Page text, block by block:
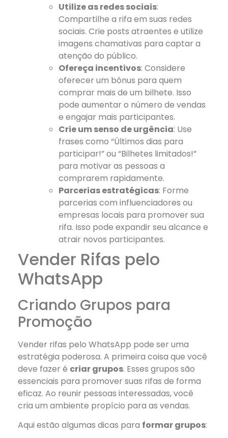
Utilize as redes sociais:
Compartilhe a rifa em suas redes
sociais. Crie posts atraentes e utilize
imagens chamativas para captar a
atenção do público.
Ofereça incentivos: Considere
oferecer um bônus para quem
comprar mais de um bilhete. Isso
pode aumentar o número de vendas
e engajar mais participantes.
Crie um senso de urgência: Use
frases como “Últimos dias para
participar!” ou “Bilhetes limitados!”
para motivar as pessoas a
comprarem rapidamente.
Parcerias estratégicas: Forme
parcerias com influenciadores ou
empresas locais para promover sua
rifa. Isso pode expandir seu alcance e
atrair novos participantes.
Vender Rifas pelo
WhatsApp
Criando Grupos para
Promoção
Vender rifas pelo WhatsApp pode ser uma
estratégia poderosa. A primeira coisa que você
deve fazer é criar grupos. Esses grupos são
essenciais para promover suas rifas de forma
eficaz. Ao reunir pessoas interessadas, você
cria um ambiente propício para as vendas.
Aqui estão algumas dicas para formar grupos: